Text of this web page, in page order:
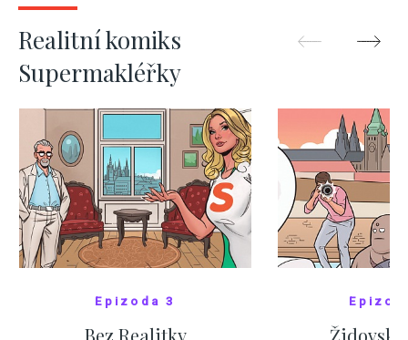
Realitní komiks
Supermakléřky
Epizoda 3
Bez Realitky